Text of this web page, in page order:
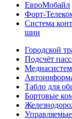
ЕвроМобайл
Форт-
Система
шин
Городской
Подсчёт
Табло для
Бортовые